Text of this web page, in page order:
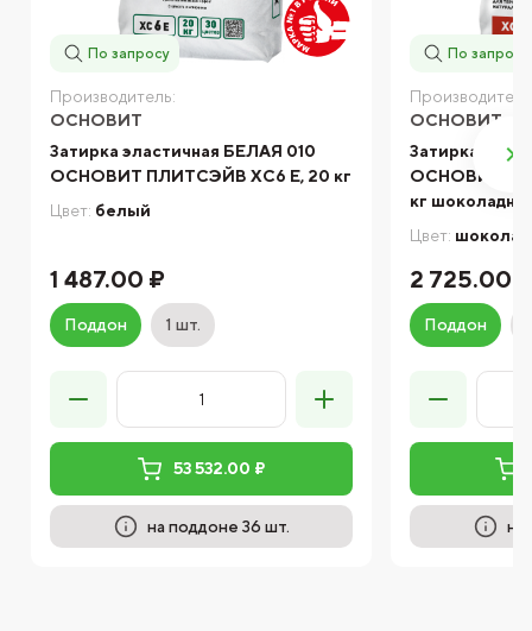
По запросу
Производитель:
ОСНОВИТ
Затирка эластичная БЕЛАЯ 010
ОСНОВИТ ПЛИТСЭЙВ XC6 E, 20 кг
Цвет: белый
1 487.00 ₽
Поддон 1 шт.
53 532.00 ₽
на поддоне 36 шт.
По запросу
ОСНОВИТ
Затирка
ОСНОВИТ
кг
Цвет:
2 725.00
Поддон
на